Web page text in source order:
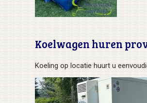
Koelwagen huren
Koeling op locatie huurt u